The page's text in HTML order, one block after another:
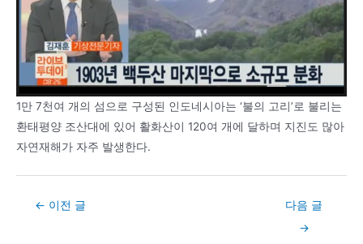
1만 7천여 개의 섬으로 구성된 인도네시아는 ‘불의 고리’로 불리는
환태평양 조산대에 있어 활화산이 120여 개에 달하며 지진도 많아
자연재해가 자주 발생한다.
Post← 이전 글
다음 글
→